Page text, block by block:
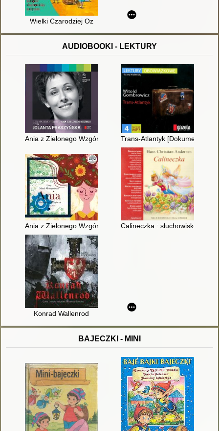
Wielki Czarodziej Oz
AUDIOBOOKI - LEKTURY
Ania z Zielonego Wzgórza [Dokument dźwiękowy]
Trans-Atlantyk [Dokument
Ania z Zielonego Wzgórza Calineczka : słuchowisko dla
Konrad Wallenrod
BAJECZKI - MINI